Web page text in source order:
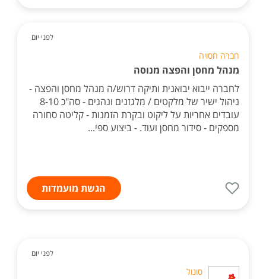
לפני יום
חברה חסויה
מנהל מחסן והפצה מנוסה
לחברה ייבוא יבואנית ותיקה דרוש/ה מנהל מחסן והפצה -
ניהול ישיר של מלקטים / מלגזנים ונהגים - סה"כ 8-10
עובדים אחריות על ליקוט ובקרת הזמנות - קליטה סחורה
מספקים - סידור מחסן ועוד. - ביצוע ספי...
הגשת מועמדות
לפני יום
סונול